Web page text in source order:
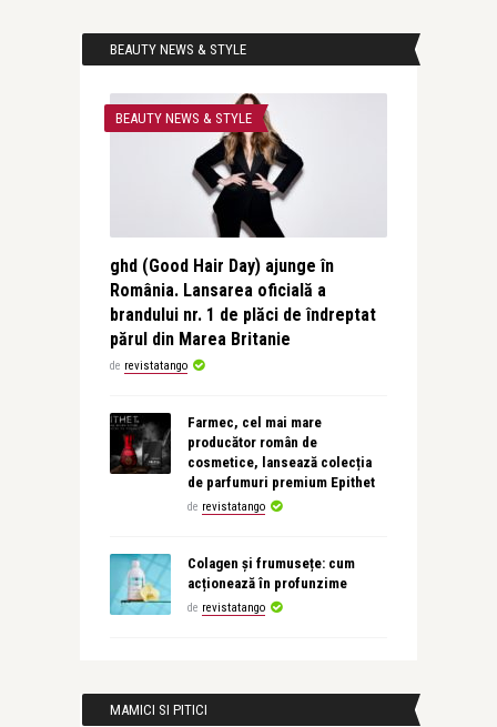
BEAUTY NEWS & STYLE
BEAUTY NEWS & STYLE
ghd (Good Hair Day) ajunge în
România. Lansarea oficială a
brandului nr. 1 de plăci de îndreptat
părul din Marea Britanie
de revistatango
Farmec, cel mai mare
producător român de
cosmetice, lansează colecția
de parfumuri premium Epithet
de revistatango
Colagen și frumusețe: cum
acționează în profunzime
de revistatango
MAMICI SI PITICI